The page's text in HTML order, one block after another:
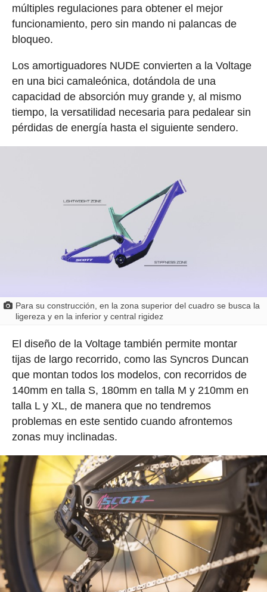
múltiples regulaciones para obtener el mejor
funcionamiento, pero sin mando ni palancas de
bloqueo.
Los amortiguadores NUDE convierten a la Voltage
en una bici camaleónica, dotándola de una
capacidad de absorción muy grande y, al mismo
tiempo, la versatilidad necesaria para pedalear sin
pérdidas de energía hasta el siguiente sendero.
Para su construcción, en la zona superior del cuadro se busca la
ligereza y en la inferior y central rigidez
El diseño de la Voltage también permite montar
tijas de largo recorrido, como las Syncros Duncan
que montan todos los modelos, con recorridos de
140mm en talla S, 180mm en talla M y 210mm en
talla L y XL, de manera que no tendremos
problemas en este sentido cuando afrontemos
zonas muy inclinadas.